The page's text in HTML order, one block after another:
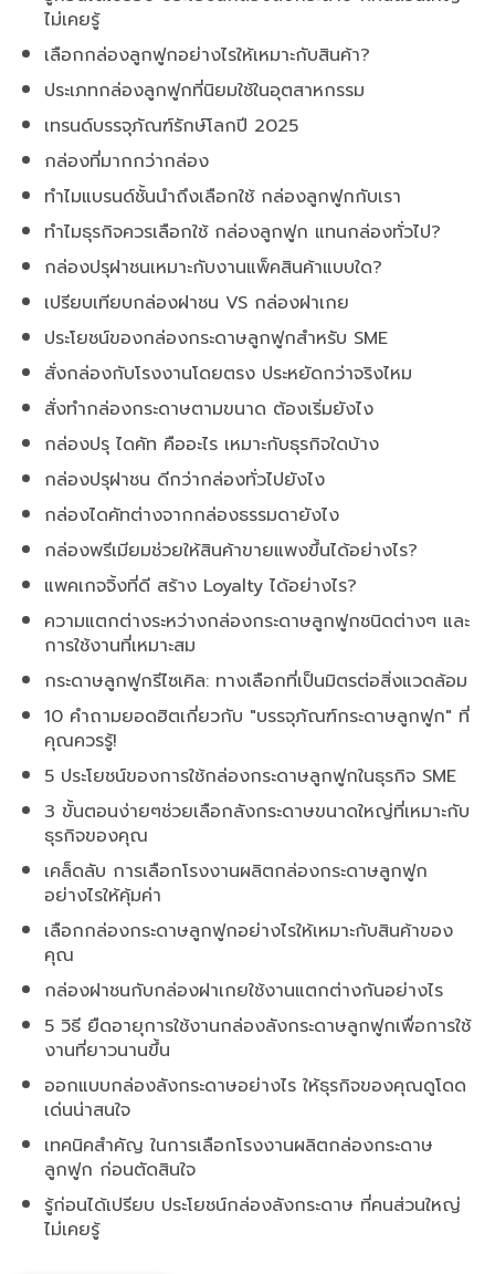
ไม่เคยรู้
เลือกกล่องลูกฟูกอย่างไรให้เหมาะกับสินค้า?
ประเภทกล่องลูกฟูกที่นิยมใช้ในอุตสาหกรรม
เทรนด์บรรจุภัณฑ์รักษ์โลกปี 2025
กล่องที่มากกว่ากล่อง
ทำไมแบรนด์ชั้นนำถึงเลือกใช้ กล่องลูกฟูกกับเรา
ทำไมธุรกิจควรเลือกใช้ กล่องลูกฟูก แทนกล่องทั่วไป?
กล่องปรุฝาชนเหมาะกับงานแพ็คสินค้าแบบใด?
เปรียบเทียบกล่องฝาชน VS กล่องฝาเกย
ประโยชน์ของกล่องกระดาษลูกฟูกสำหรับ SME
สั่งกล่องกับโรงงานโดยตรง ประหยัดกว่าจริงไหม
สั่งทำกล่องกระดาษตามขนาด ต้องเริ่มยังไง
กล่องปรุ ไดคัท คืออะไร เหมาะกับธุรกิจใดบ้าง
กล่องปรุฝาชน ดีกว่ากล่องทั่วไปยังไง
กล่องไดคัทต่างจากกล่องธรรมดายังไง
กล่องพรีเมียมช่วยให้สินค้าขายแพงขึ้นได้อย่างไร?
แพคเกจจิ้งที่ดี สร้าง Loyalty ได้อย่างไร?
ความแตกต่างระหว่างกล่องกระดาษลูกฟูกชนิดต่างๆ และ
การใช้งานที่เหมาะสม
กระดาษลูกฟูกรีไซเคิล: ทางเลือกที่เป็นมิตรต่อสิ่งแวดล้อม
10 คำถามยอดฮิตเกี่ยวกับ "บรรจุภัณฑ์กระดาษลูกฟูก" ที่
คุณควรรู้!
5 ประโยชน์ของการใช้กล่องกระดาษลูกฟูกในธุรกิจ SME
3 ขั้นตอนง่ายๆช่วยเลือกลังกระดาษขนาดใหญ่ที่เหมาะกับ
ธุรกิจของคุณ
เคล็ดลับ การเลือกโรงงานผลิตกล่องกระดาษลูกฟูก
อย่างไรให้คุ้มค่า
เลือกกล่องกระดาษลูกฟูกอย่างไรให้เหมาะกับสินค้าของ
คุณ
กล่องฝาชนกับกล่องฝาเกยใช้งานแตกต่างกันอย่างไร
5 วิธี ยืดอายุการใช้งานกล่องลังกระดาษลูกฟูกเพื่อการใช้
งานที่ยาวนานขึ้น
ออกแบบกล่องลังกระดาษอย่างไร ให้ธุรกิจของคุณดูโดด
เด่นน่าสนใจ
เทคนิคสำคัญ ในการเลือกโรงงานผลิตกล่องกระดาษ
ลูกฟูก ก่อนตัดสินใจ
รู้ก่อนได้เปรียบ ประโยชน์กล่องลังกระดาษ ที่คนส่วนใหญ่
ไม่เคยรู้